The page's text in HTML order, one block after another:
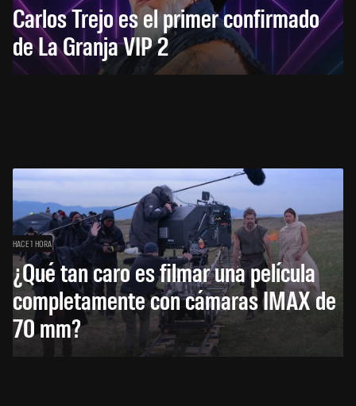
Carlos Trejo es el primer confirmado
de La Granja VIP 2
HACE 1 HORA
¿Qué tan caro es filmar una película
completamente con cámaras IMAX de
70 mm?